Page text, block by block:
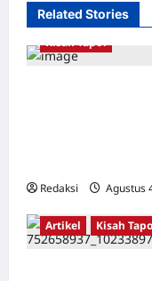
Related Stories
Kisah Tapol
Redaksi Agustus
Artikel Kisah